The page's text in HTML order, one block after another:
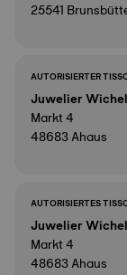
25541
AUTORISIERTER
Juwelier
Markt 4
48683 Ahaus
AUTORISIERTES
Juwelier
Markt 4
48683 Ahaus